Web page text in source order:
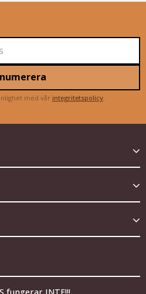
med vår integritetspolicy
fungerar INTE!!!